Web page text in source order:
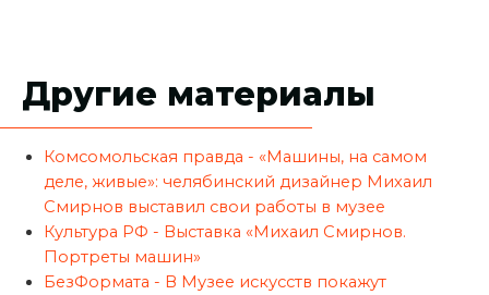
Другие материалы
Комсомольская правда - «Машины, на самом
деле, живые»: челябинский дизайнер Михаил
Смирнов выставил свои работы в музее
Культура РФ - Выставка «Михаил Смирнов.
Портреты машин»
БезФормата - В Музее искусств покажут